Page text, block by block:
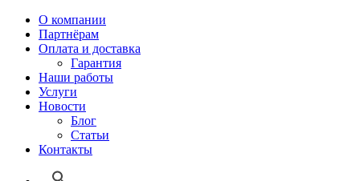
О компании
Партнёрам
Оплата и доставка
Гарантия
Наши работы
Услуги
Новости
Блог
Статьи
Контакты